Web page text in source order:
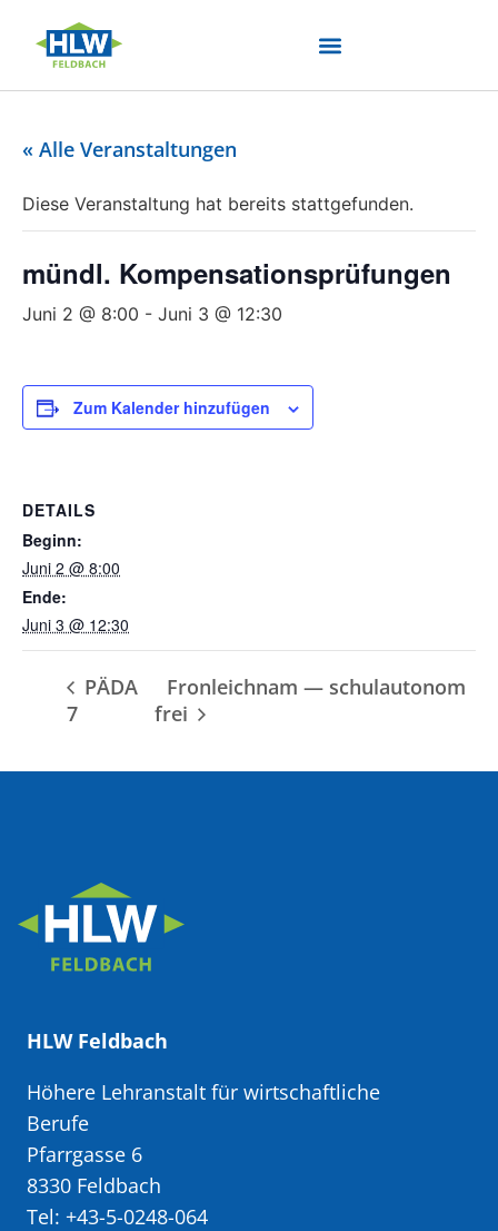
« Alle Veranstaltungen
Diese Veranstaltung hat bereits stattgefunden.
mündl. Kompensationsprüfungen
Juni 2 @ 8:00 - Juni 3 @ 12:30
Zum Kalender hinzufügen
DETAILS
Beginn:
Juni 2 @ 8:00
Ende:
Juni 3 @ 12:30
PÄDA
7
Fronleichnam — schulautonom
frei
HLW Feldbach
Höhere Lehranstalt für wirtschaftliche
Berufe
Pfarrgasse 6
8330 Feldbach
Tel: +43-5-0248-064